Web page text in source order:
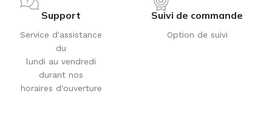
Support
Service d'assistance
du
lundi au vendredi
durant nos
horaires d'ouverture
Suivi de commande
Option de suivi